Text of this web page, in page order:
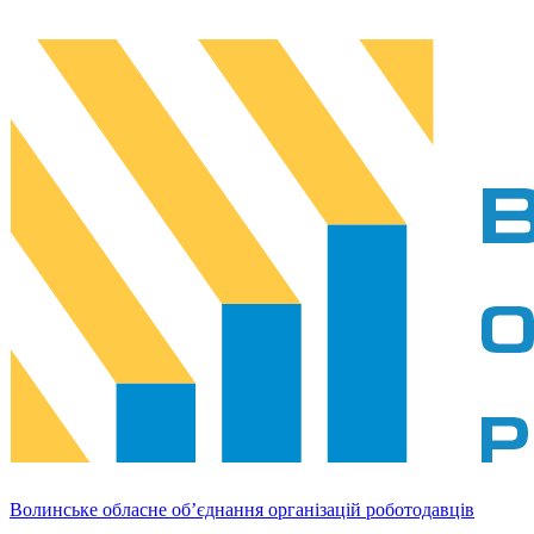
Волинське обласне об’єднання організацій роботодавців